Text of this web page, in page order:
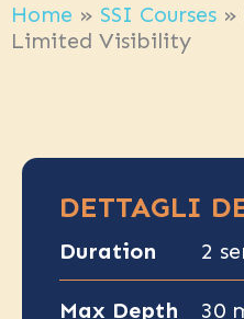
Home » SSI Courses »
Limited Visibility
DETTAGLI
Duration 2
Max Depth 30